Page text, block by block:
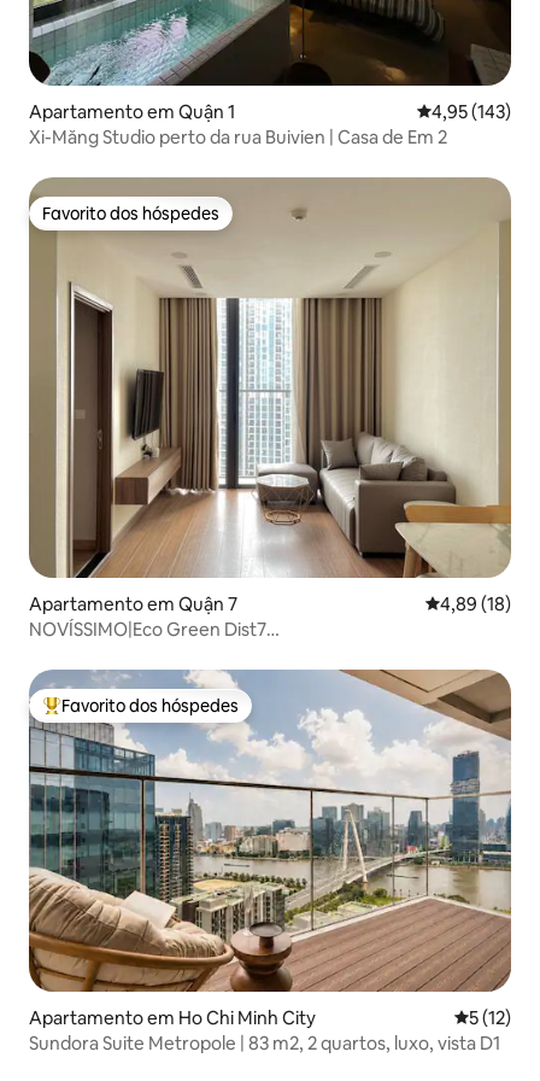
Apartamento em Quận 1 Classificação
4,95 (143)
Xi-Măng Studio perto da rua Buivien | Casa de Em 2
Favorito dos hóspedes
Favorito dos hóspedes
Apartamento em Quận 7 Classificação
4,89 (18)
NOVÍSSIMO|Eco Green Dist7
Favoritos dos hóspedes mais apreciados
Favorito dos hóspedes
Apartamento em Ho Chi Minh City
5 (12)
Sundora Suite Metropole | 83 m2, 2 quartos, luxo, vista D1